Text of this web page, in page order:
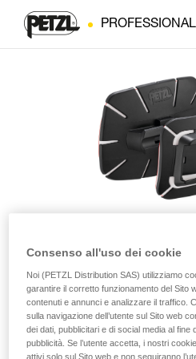
PRO ADAPT
Accessorio adesivo che
frontale DUO su ogni tipo di
Consenso all'uso dei cookie
Noi (PETZL Distribution SAS) utilizziamo
garantire il corretto funzionamento del Sito
contenuti e annunci e analizzare il traffico.
sulla navigazione dell’utente sul Sito web
dei dati, pubblicitari e di social media al fine
pubblicità. Se l’utente accetta, i nostri
attivi solo sul Sito web e non seguiranno